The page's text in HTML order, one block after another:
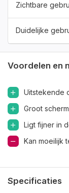
Zichtbare
Duidelijke
Voordelen en
Uitstekende
Groot scherm
Ligt fijner in
Kan moeilijk
Specificaties